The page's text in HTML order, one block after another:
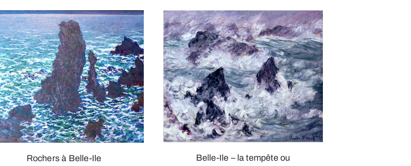
Rochers à Belle-Ile
Belle-Ile – la tempête ou